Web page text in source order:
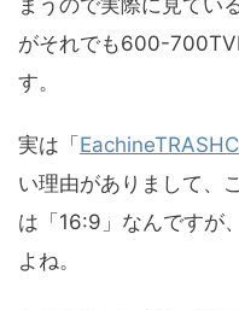
まうので実際に見てい
がそれでも600-
す。
実は「
い理由がありまして、
は「16:9」なんですが
よね。